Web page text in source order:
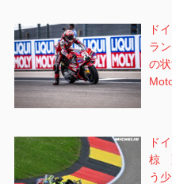
ド
ラ
の
ド
椋
う